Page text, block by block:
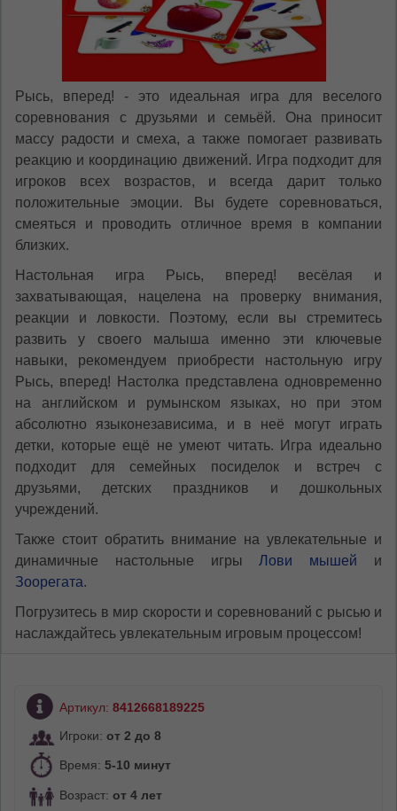
Рысь, вперед! - это идеальная игра для веселого
соревнования с друзьями и семьёй. Она приносит
массу радости и смеха, а также помогает развивать
реакцию и координацию движений. Игра подходит для
игроков всех возрастов, и всегда дарит только
положительные эмоции. Вы будете соревноваться,
смеяться и проводить отличное время в компании
близких.
Настольная игра Рысь, вперед! весёлая и
захватывающая, нацелена на проверку внимания,
реакции и ловкости. Поэтому, если вы стремитесь
развить у своего малыша именно эти ключевые
навыки, рекомендуем приобрести настольную игру
Рысь, вперед! Настолка представлена одновременно
на английском и румынском языках, но при этом
абсолютно языконезависима, и в неё могут играть
детки, которые ещё не умеют читать. Игра идеально
подходит для семейных посиделок и встреч с
друзьями, детских праздников и дошкольных
учреждений.
Также стоит обратить внимание на увлекательные и
динамичные настольные игрыЛови мышей и
Зоорегата.
Погрузитесь в мир скорости и соревнований с рысью и
наслаждайтесь увлекательным игровым процессом!
Артикул: 8412668189225
Игроки: от 2 до 8
Время: 5-10 минут
Возраст: от 4 лет